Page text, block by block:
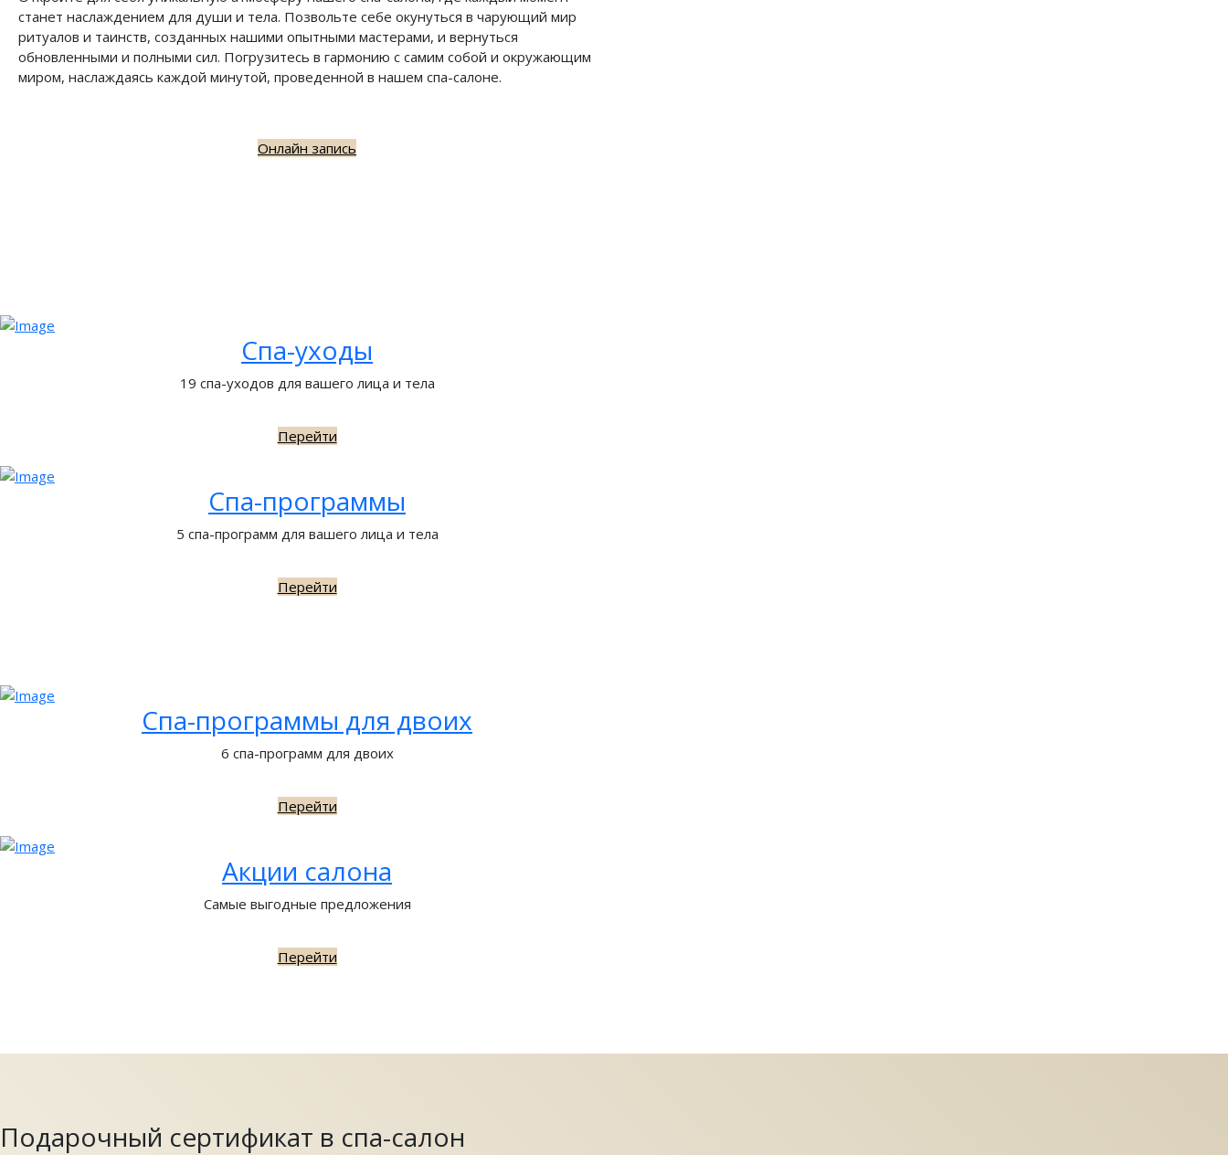
станет наслаждением для души и тела. Позвольте себе окунуться в чарующий мир
ритуалов и таинств, созданных нашими опытными мастерами, и вернуться
обновленными и полными сил. Погрузитесь в гармонию с самим собой и окружающим
миром, наслаждаясь каждой минутой, проведенной в нашем спа-салоне.
Онлайн запись
Спа-уходы
19 спа-уходов для вашего лица и тела
Перейти
Спа-программы
5 спа-программ для вашего лица и тела
Перейти
Спа-программы для двоих
6 спа-программ для двоих
Перейти
Акции салона
Самые выгодные предложения
Перейти
Подарочный сертификат в спа-салон